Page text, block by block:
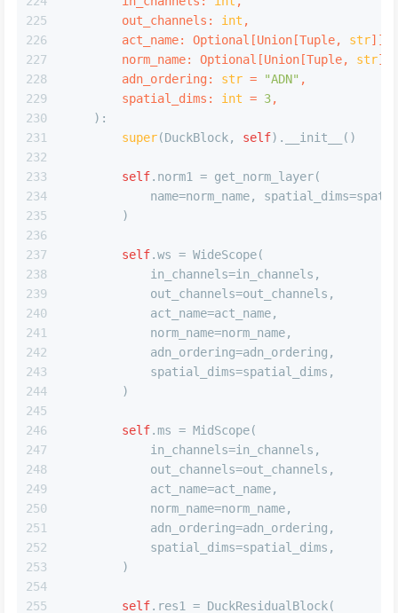
225
226
227
228
229
230
231
232
233
234
235
236
237
238
239
240
241
242
243
244
245
246
247
248
249
250
251
252
253
254
255
        out_channels:
int ,
        act_name:
Optional [Union [Tuple, str]]
        norm_name:
Optional [Union [Tuple, str]]
        adn_ordering:
str = "ADN" ,
        spatial_dims:
int = 3,
):
super(DuckBlock, self).__init__()
self.norm1 = get_norm_layer(
name=norm_name,
        )
self.ws = WideScope(
            in_channels=in_channels,
            out_channels=out_channels,
            act_name=act_name,
            norm_name=norm_name,
            adn_ordering=adn_ordering,
            spatial_dims=spatial_dims,
        )
self.ms = MidScope(
            in_channels=in_channels,
            out_channels=out_channels,
            act_name=act_name,
            norm_name=norm_name,
            adn_ordering=adn_ordering,
            spatial_dims=spatial_dims,
        )
self.res1 = DuckResidualBlock(